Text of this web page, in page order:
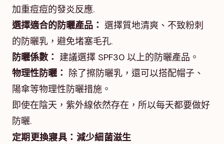
加重痘痘的發炎反應.
選擇適合的防曬產品： 選擇質地清爽、不致粉刺
的防曬乳，避免堵塞毛孔.
防曬係數： 建議選擇 SPF30 以上的防曬產品。
物理性防曬： 除了擦防曬乳，還可以搭配帽子、
陽傘等物理性防曬措施。
即使在陰天，紫外線依然存在，所以每天都要做好
防曬.
定期更換寢具：減少細菌滋生